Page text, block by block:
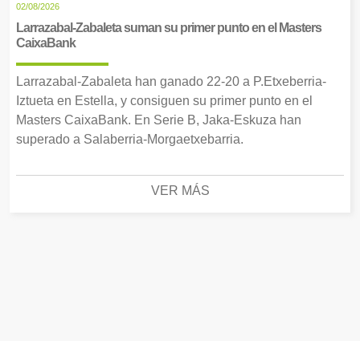
02/08/2026
Larrazabal-Zabaleta suman su primer punto en el Masters
CaixaBank
Larrazabal-Zabaleta han ganado 22-20 a P.Etxeberria-
Iztueta en Estella, y consiguen su primer punto en el
Masters CaixaBank. En Serie B, Jaka-Eskuza han
superado a Salaberria-Morgaetxebarria.
VER MÁS